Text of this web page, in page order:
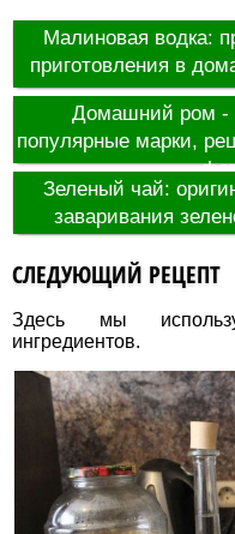
Малиновая водка:
приготовления в
Домашний ром -
популярные марки,
Зеленый чай:
заваривания
СЛЕДУЮЩИЙ РЕЦЕПТ
Здесь мы
ингредиентов.